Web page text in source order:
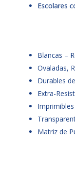
Escolares
Blancas –
Ovaladas,
Durables
Extra-
Matriz de